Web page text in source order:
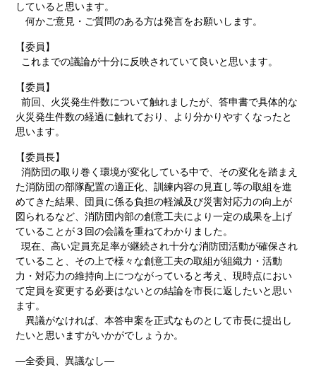
していると思います。
何かご意見・ご質問のある方は発言をお願いします。
【委員】
これまでの議論が十分に反映されていて良いと思います。
【委員】
前回、火災発生件数について触れましたが、答申書で具体的な
火災発生件数の経過に触れており、より分かりやすくなったと
思います。
【委員長】
消防団の取り巻く環境が変化している中で、その変化を踏まえ
た消防団の部隊配置の適正化、訓練内容の見直し等の取組を進
めてきた結果、団員に係る負担の軽減及び災害対応力の向上が
図られるなど、消防団内部の創意工夫により一定の成果を上げ
ていることが３回の会議を重ねてわかりました。
現在、高い定員充足率が継続され十分な消防団活動が確保され
ていること、その上で様々な創意工夫の取組が組織力・活動
力・対応力の維持向上につながっていると考え、現時点におい
て定員を変更する必要はないとの結論を市長に返したいと思い
ます。
異議がなければ、本答申案を正式なものとして市長に提出し
たいと思いますがいかがでしょうか。
―全委員、異議なし―